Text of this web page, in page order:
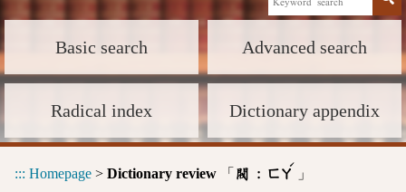
Basic search Advanced search
Radical index Dictionary appendix
::: Homepage > Dictionary review 「 閥 : ㄈㄚ
ˊ
」